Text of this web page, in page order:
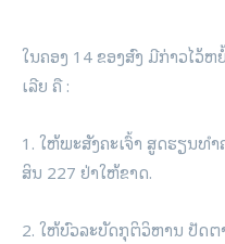
ໃນຄອງ 14 ຂອງສົງ ມີກ່າວໄວ້
ເລີຍ ຄື :
1. ໃຫ້ພະສັງຄະເຈົ້າ ສູດຮຽນທໍ
ສິນ 227 ຢ່າໃຫ້ຂາດ.
2. ໃຫ້ບົວລະບັດ​ກຸຕິວິຫານ ປັດ